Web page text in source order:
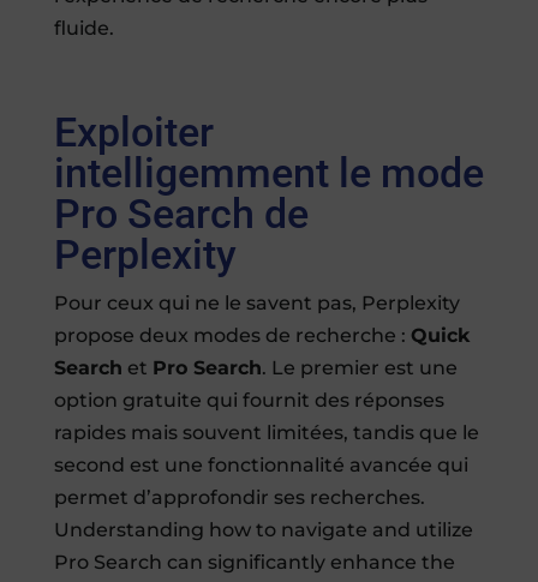
fluide.
Exploiter
intelligemment le mode
Pro Search de
Perplexity
Pour ceux qui ne le savent pas, Perplexity
propose deux modes de recherche : Quick
Search et Pro Search. Le premier est une
option gratuite qui fournit des réponses
rapides mais souvent limitées, tandis que le
second est une fonctionnalité avancée qui
permet d’approfondir ses recherches.
Understanding how to navigate and utilize
Pro Search can significantly enhance the